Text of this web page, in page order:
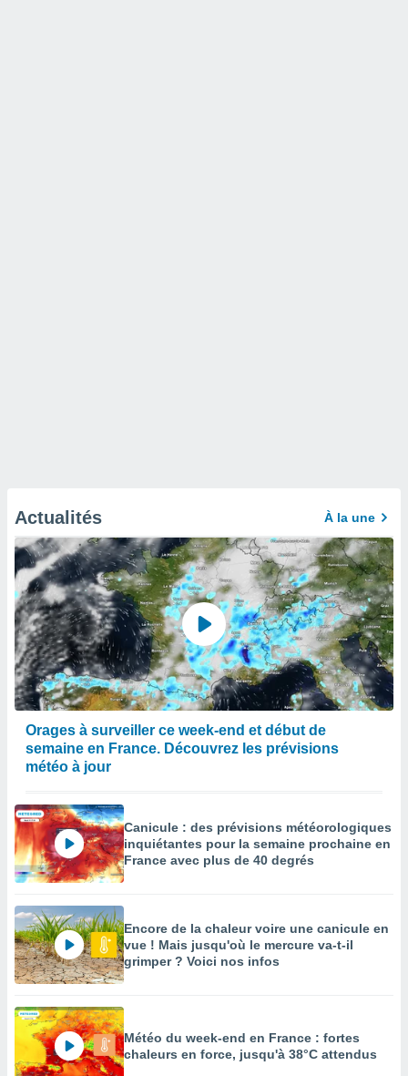
Actualités À la une
Orages à surveiller ce week-end et début de
semaine en France. Découvrez les prévisions
météo à jour
Canicule : des prévisions météorologiques
inquiétantes pour la semaine prochaine en
France avec plus de 40 degrés
Encore de la chaleur voire une canicule en
vue ! Mais jusqu'où le mercure va-t-il
grimper ? Voici nos infos
Météo du week-end en France : fortes
chaleurs en force, jusqu'à 38°C attendus